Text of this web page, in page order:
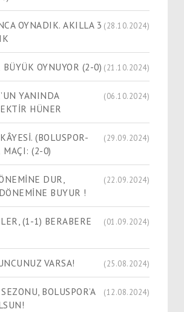
OYNADIK. AKILLA 3 (28.10.2024)
BÜYÜK OYNUYOR (2-0) (21.10.2024)
YANINDA
HÜNER
(06.10.2024)
(BOLUSPOR-
MAÇI: (2-0)
(29.09.2024)
DUR,
BUYUR !
(22.09.2024)
(1-1) BERABERE
(01.09.2024)
VARSA! (25.08.2024)
BOLUSPOR’A
(12.08.2024)